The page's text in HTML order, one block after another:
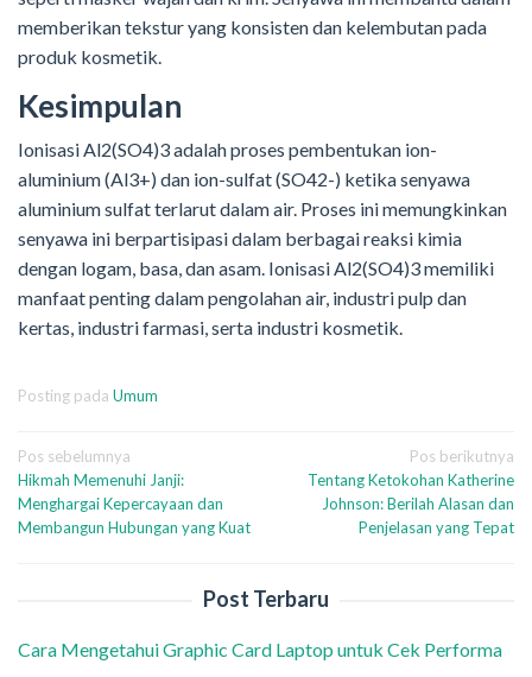
memberikan tekstur yang konsisten dan kelembutan pada
produk kosmetik.
Kesimpulan
Ionisasi Al2(SO4)3 adalah proses pembentukan ion-
aluminium (Al3+) dan ion-sulfat (SO42-) ketika senyawa
aluminium sulfat terlarut dalam air. Proses ini memungkinkan
senyawa ini berpartisipasi dalam berbagai reaksi kimia
dengan logam, basa, dan asam. Ionisasi Al2(SO4)3 memiliki
manfaat penting dalam pengolahan air, industri pulp dan
kertas, industri farmasi, serta industri kosmetik.
Posting pada Umum
Navigasi
pos
Pos sebelumnya
Hikmah Memenuhi Janji:
Menghargai Kepercayaan dan
Membangun Hubungan yang Kuat
Pos berikutnya
Tentang Ketokohan Katherine
Johnson: Berilah Alasan dan
Penjelasan yang Tepat
Post Terbaru
Cara Mengetahui Graphic Card Laptop untuk Cek Performa